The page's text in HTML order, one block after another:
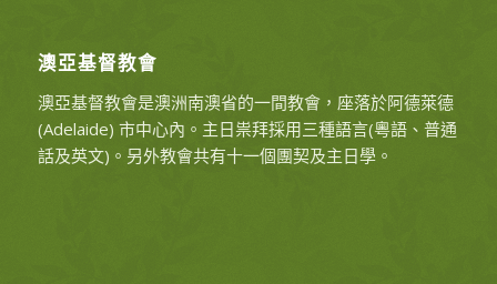
澳亞基督教會
澳亞基督教會是澳洲南澳省的一間教會，座落於阿德萊德
(Adelaide) 市中心內。主日祟拜採用三種語言(粵語、普通
話及英文)。另外教會共有十一個團契及主日學。